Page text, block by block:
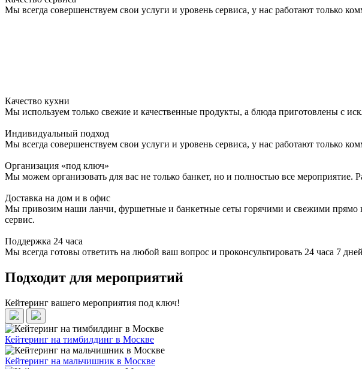
Мы всегда совершенствуем свои услуги и уровень сервиса, у нас работают только
Качество кухни
Мы используем только свежие и качественные продукты, а блюда приготовлены с
Индивидуальный подход
Мы всегда совершенствуем свои услуги и уровень сервиса, у нас работают только
Организация «под ключ»
Мы можем организовать для вас не только банкет, но и полностью все мероприятие.
Доставка на дом и в офис
Мы привозим наши ланчи, фуршетные и банкетные сеты горячими и свежими прямо
сервис.
Поддержка 24 часа
Мы всегда готовы ответить на любой ваш вопрос и проконсультировать 24 часа 7
Подходит для мероприятий
Кейтеринг вашего мероприятия под ключ!
Кейтеринг на тимбилдинг в Москве
Кейтеринг на мальчишник в Москве